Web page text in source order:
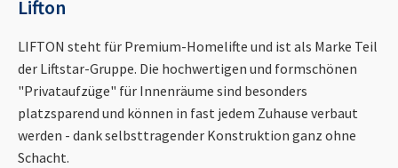
Lifton
LIFTON steht für Premium-Homelifte und ist als Marke Teil
der Liftstar-Gruppe. Die hochwertigen und formschönen
"Privataufzüge" für Innenräume sind besonders
platzsparend und können in fast jedem Zuhause verbaut
werden - dank selbsttragender Konstruktion ganz ohne
Schacht.